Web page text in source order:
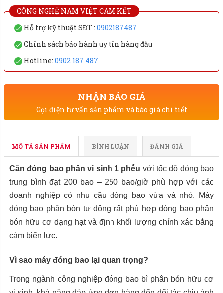
CÔNG NGHỆ NAM VIỆT CAM KẾT
Hỗ trợ kỹ thuật SĐT : 0902187487
Chính sách bảo hành uy tín hàng đầu
Hotline: 0902 187 487
NHẬN BÁO GIÁ
Gọi điện tư vấn sản phẩm và báo giá chi tiết
MÔ TẢ SẢN PHẨM BÌNH LUẬN ĐÁNH GIÁ
Cân đóng bao phân vi sinh 1 phễu với tốc độ đóng bao
trung bình đạt 200 bao – 250 bao/giờ phù hợp với các
doanh nghiệp có nhu cầu đóng bao vừa và nhỏ. Máy
đóng bao phân bón tự động rất phù hợp đóng bao phân
bón hữu cơ dạng hạt và định khối lượng chính xác bằng
cảm biến lực.
Vì sao máy đóng bao lại quan trọng?
Trong ngành công nghiệp đóng bao bì phân bón hữu cơ